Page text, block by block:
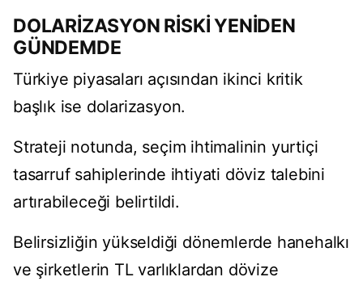
DOLARİZASYON RİSKİ YENİDEN
GÜNDEMDE
Türkiye piyasaları açısından ikinci kritik
başlık ise dolarizasyon.
Strateji notunda, seçim ihtimalinin yurtiçi
tasarruf sahiplerinde ihtiyati döviz talebini
artırabileceği belirtildi.
Belirsizliğin yükseldiği dönemlerde hanehalkı
ve şirketlerin TL varlıklardan dövize